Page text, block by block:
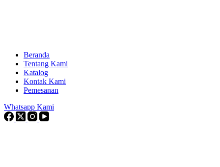
Beranda
Tentang Kami
Katalog
Kontak Kami
Pemesanan
Whatsapp Kami